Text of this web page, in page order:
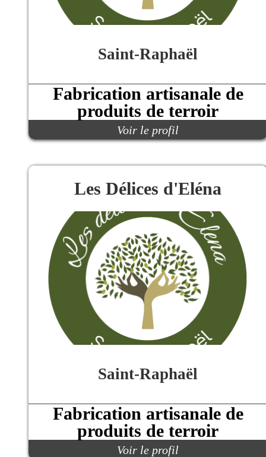
Saint-Raphaël
Fabrication artisanale de
produits de terroir
Voir le profil
Les Délices d'Eléna
Saint-Raphaël
Fabrication artisanale de
produits de terroir
Voir le profil